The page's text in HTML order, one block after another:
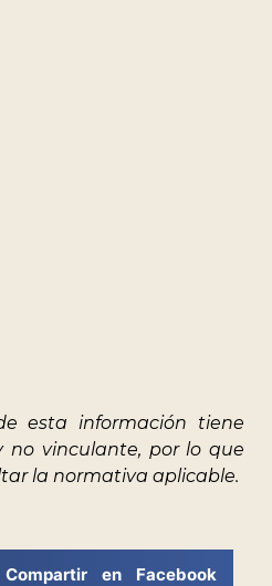
esta información tiene
no vinculante, por lo que
la normativa aplicable.
Compartir en Facebook